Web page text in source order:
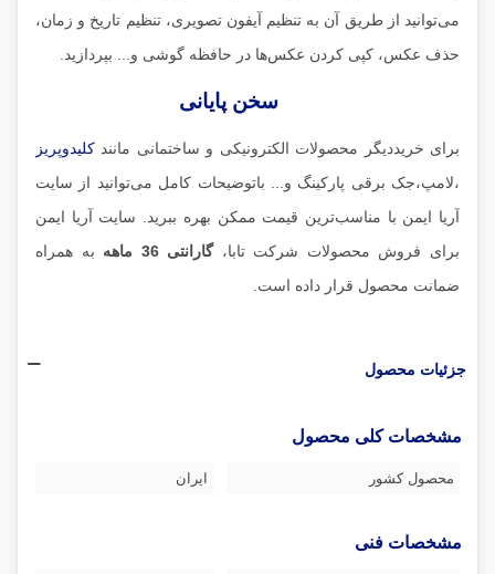
می‌توانید از طریق آن به تنظیم آیفون تصویری، تنظیم تاریخ و زمان،
حذف عکس، کپی کردن عکس‌ها در حافظه گوشی و... بپردازید.
سخن پایانی
برای خریددیگر محصولات الکترونیکی و ساختمانی مانند کلید‌‌وپریز
،لامپ،جک برقی پارکینگ و... باتوضیحات کامل می‌توانید از سایت
آریا ایمن با مناسب‌ترین قیمت ممکن بهره ببرید. سایت آریا ایمن
برای فروش محصولات شرکت تابا،گارانتی 36 ماهه
به همراه
ضمانت محصول قرار داده است.
جزئیات محصول
مشخصات کلی محصول
محصول کشور ایران
مشخصات فنی